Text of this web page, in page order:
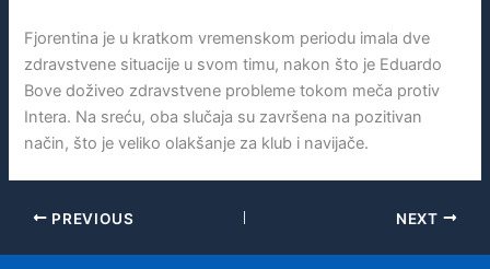
Fjorentina je u kratkom vremenskom periodu imala dve
zdravstvene situacije u svom timu, nakon što je Eduardo
Bove doživeo zdravstvene probleme tokom meča protiv
Intera. Na sreću, oba slučaja su završena na pozitivan
način, što je veliko olakšanje za klub i navijače.
PREVIOUS NEXT